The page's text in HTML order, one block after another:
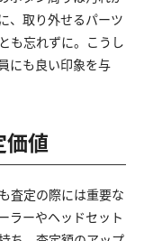
、取り外せるパーツ
も忘れずに。こうし
にも良い印象を与
価値
査定の際には重要な
ラーやヘッドセット